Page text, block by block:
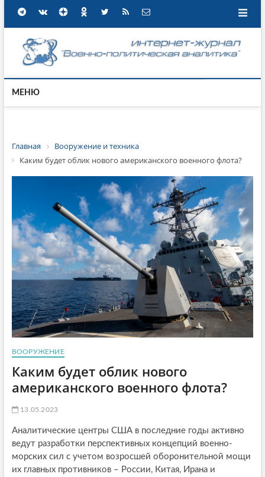
МЕНЮ
Главная
Вооружение и техника
Каким будет облик нового американского военного флота?
ВООРУЖЕНИЕ
Каким будет облик нового
американского военного флота?
13.05.2023
Аналитические центры США в последние годы активно
ведут разработки перспективных концепций военно-
морских сил с учетом возросшей оборонительной мощи
их главных противников – России, Китая, Ирана и